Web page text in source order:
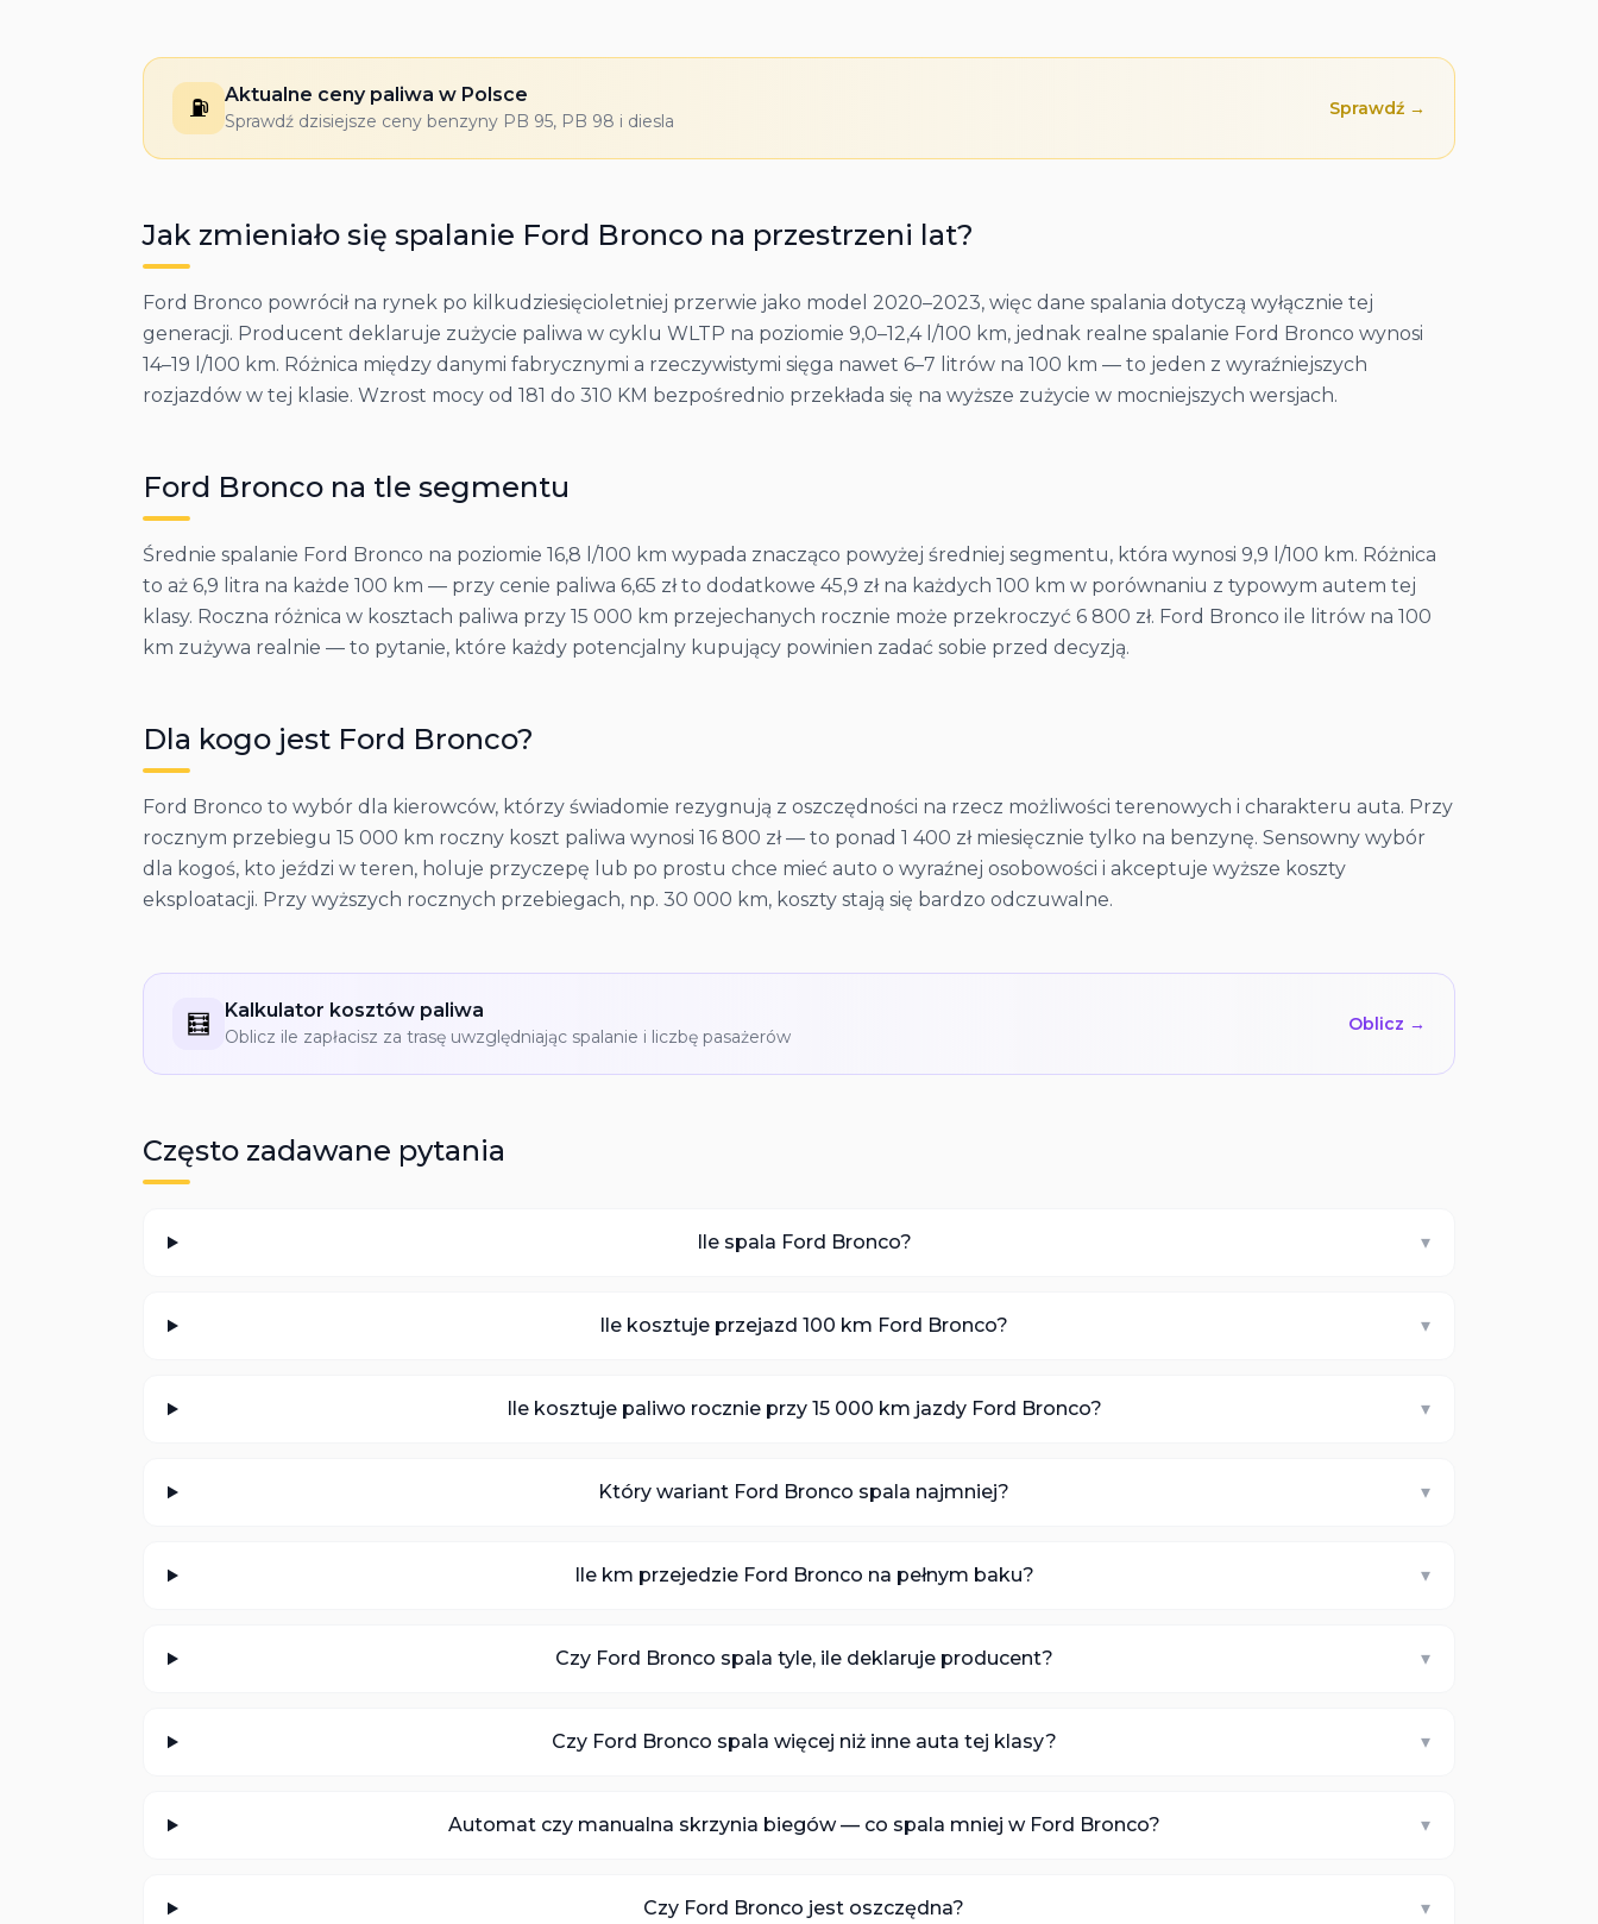
⛽ Aktualne ceny paliwa w Polsce
Sprawdź dzisiejsze ceny benzyny PB 95, PB 98 i diesla
Sprawdź →
Jak zmieniało się spalanie Ford Bronco na przestrzeni lat?
Ford Bronco powrócił na rynek po kilkudziesięcioletniej przerwie jako model 2020–2023, więc dane spalania dotyczą wyłącznie tej
generacji. Producent deklaruje zużycie paliwa w cyklu WLTP na poziomie 9,0–12,4 l/100 km, jednak realne spalanie Ford Bronco wynosi
14–19 l/100 km. Różnica między danymi fabrycznymi a rzeczywistymi sięga nawet 6–7 litrów na 100 km — to jeden z wyraźniejszych
rozjazdów w tej klasie. Wzrost mocy od 181 do 310 KM bezpośrednio przekłada się na wyższe zużycie w mocniejszych wersjach.
Ford Bronco na tle segmentu
Średnie spalanie Ford Bronco na poziomie 16,8 l/100 km wypada znacząco powyżej średniej segmentu, która wynosi 9,9 l/100 km. Różnica
to aż 6,9 litra na każde 100 km — przy cenie paliwa 6,65 zł to dodatkowe 45,9 zł na każdych 100 km w porównaniu z typowym autem tej
klasy. Roczna różnica w kosztach paliwa przy 15 000 km przejechanych rocznie może przekroczyć 6 800 zł. Ford Bronco ile litrów na 100
km zużywa realnie — to pytanie, które każdy potencjalny kupujący powinien zadać sobie przed decyzją.
Dla kogo jest Ford Bronco?
Ford Bronco to wybór dla kierowców, którzy świadomie rezygnują z oszczędności na rzecz możliwości terenowych i charakteru auta. Przy
rocznym przebiegu 15 000 km roczny koszt paliwa wynosi 16 800 zł — to ponad 1 400 zł miesięcznie tylko na benzynę. Sensowny wybór
dla kogoś, kto jeździ w teren, holuje przyczepę lub po prostu chce mieć auto o wyraźnej osobowości i akceptuje wyższe koszty
eksploatacji. Przy wyższych rocznych przebiegach, np. 30 000 km, koszty stają się bardzo odczuwalne.
🧮 Kalkulator kosztów paliwa
Oblicz ile zapłacisz za trasę uwzględniając spalanie i liczbę pasażerów
Oblicz →
Często zadawane pytania
Ile spala Ford Bronco? ▾
Ile kosztuje przejazd 100 km Ford Bronco? ▾
Ile kosztuje paliwo rocznie przy 15 000 km jazdy Ford Bronco? ▾
Który wariant Ford Bronco spala najmniej? ▾
Ile km przejedzie Ford Bronco na pełnym baku? ▾
Czy Ford Bronco spala tyle, ile deklaruje producent? ▾
Czy Ford Bronco spala więcej niż inne auta tej klasy? ▾
Automat czy manualna skrzynia biegów — co spala mniej w Ford Bronco? ▾
Czy Ford Bronco jest oszczędna? ▾